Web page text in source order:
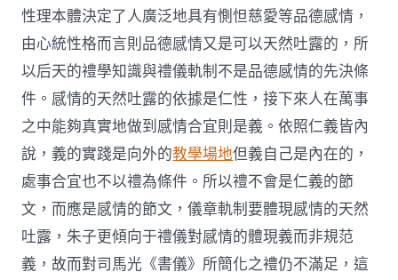
性理本體決定了人廣泛地具有惻怛慈愛等品德感情，
由心統性格而言則品德感情又是可以天然吐露的，所
以后天的禮學知識與禮儀軌制不是品德感情的先決條
件。感情的天然吐露的依據是仁性，接下來人在萬事
之中能夠真實地做到感情合宜則是義。依照仁義皆內
說，義的實踐是向外的教學場地但義自己是內在的，
處事合宜也不以禮為條件。所以禮不會是仁義的節
文，而應是感情的節文，儀章軌制要體現感情的天然
吐露，朱子更傾向于禮儀對感情的體現義而非規范
義，故而對司馬光《書儀》所簡化之禮仍不滿足，這